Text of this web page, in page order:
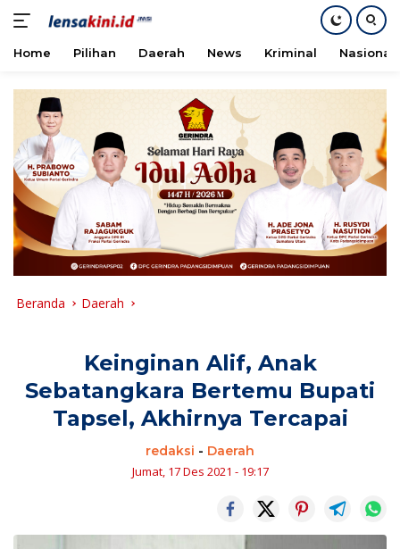
konten
Home Pilihan Daerah News Kriminal Nasional
Beranda Daerah
Keinginan Alif, Anak
Sebatangkara Bertemu Bupati
Tapsel, Akhirnya Tercapai
redaksi - Daerah
Jumat, 17 Des 2021 - 19:17